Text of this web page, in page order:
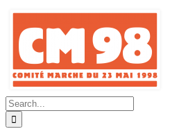
Skip
content
Search
for: